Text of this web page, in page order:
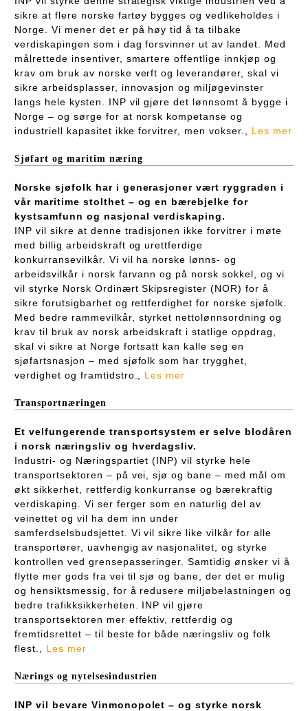
sikre at flere norske fartøy bygges og vedlikeholdes i
Norge. Vi mener det er på høy tid å ta tilbake
verdiskapingen som i dag forsvinner ut av landet. Med
målrettede insentiver, smartere offentlige innkjøp og
krav om bruk av norske verft og leverandører, skal vi
sikre arbeidsplasser, innovasjon og miljøgevinster
langs hele kysten. INP vil gjøre det lønnsomt å bygge i
Norge – og sørge for at norsk kompetanse og
industriell kapasitet ikke forvitrer, men vokser., Les mer
Sjøfart og maritim næring
Norske sjøfolk har i generasjoner vært ryggraden i
vår maritime stolthet – og en bærebjelke for
kystsamfunn og nasjonal verdiskaping.
INP vil sikre at denne tradisjonen ikke forvitrer i møte
med billig arbeidskraft og urettferdige
konkurransevilkår. Vi vil ha norske lønns- og
arbeidsvilkår i norsk farvann og på norsk sokkel, og vi
vil styrke Norsk Ordinært Skipsregister (NOR) for å
sikre forutsigbarhet og rettferdighet for norske sjøfolk.
Med bedre rammevilkår, styrket nettolønnsordning og
krav til bruk av norsk arbeidskraft i statlige oppdrag,
skal vi sikre at Norge fortsatt kan kalle seg en
sjøfartsnasjon – med sjøfolk som har trygghet,
verdighet og framtidstro., Les mer
Transportnæringen
Et velfungerende transportsystem er selve blodåren
i norsk næringsliv og hverdagsliv.
Industri- og Næringspartiet (INP) vil styrke hele
transportsektoren – på vei, sjø og bane – med mål om
økt sikkerhet, rettferdig konkurranse og bærekraftig
verdiskaping. Vi ser ferger som en naturlig del av
veinettet og vil ha dem inn under
samferdselsbudsjettet. Vi vil sikre like vilkår for alle
transportører, uavhengig av nasjonalitet, og styrke
kontrollen ved grensepasseringer. Samtidig ønsker vi å
flytte mer gods fra vei til sjø og bane, der det er mulig
og hensiktsmessig, for å redusere miljøbelastningen og
bedre trafikksikkerheten. INP vil gjøre
transportsektoren mer effektiv, rettferdig og
fremtidsrettet – til beste for både næringsliv og folk
flest., Les mer
Nærings og nytelsesindustrien
INP vil bevare Vinmonopolet – og styrke norsk